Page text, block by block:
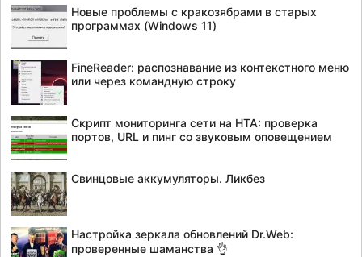
Новые проблемы с кракозябрами в старых
программах (Windows 11)
FineReader: распознавание из контекстного меню
или через командную строку
Скрипт мониторинга сети на HTA: проверка
портов, URL и пинг со звуковым оповещением
Свинцовые аккумуляторы. Ликбез
Настройка зеркала обновлений Dr.Web:
проверенные шаманства 👌